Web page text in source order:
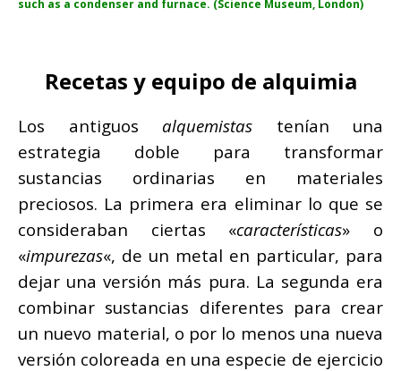
such as a condenser and furnace. (Science Museum, London)
Recetas y equipo de alquimia
Los antiguos alquemistas tenían una
estrategia doble para transformar
sustancias ordinarias en materiales
preciosos. La primera era eliminar lo que se
consideraban ciertas «características» o
«impurezas«, de un metal en particular, para
dejar una versión más pura. La segunda era
combinar sustancias diferentes para crear
un nuevo material, o por lo menos una nueva
versión coloreada en una especie de ejercicio